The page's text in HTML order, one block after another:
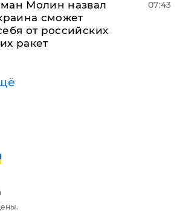
Молин назвал
сможет
от российских
ракет
07:43